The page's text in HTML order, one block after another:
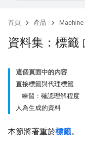
首頁 產品 Machine
資料集：標籤
這個頁面中的內容
直接標籤與代理標籤
練習：確認理解程度
人為生成的資料
本節將著重於標籤。